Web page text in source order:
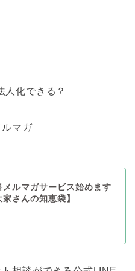
人化できる？
マガ
メルマガサービス始めます
家さんの知恵袋】